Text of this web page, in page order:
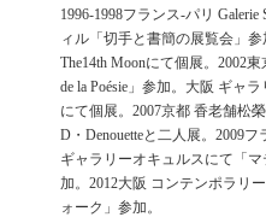
1996-1998フランス-パリ
ィル「切手と書簡の展覧会」
The14th Moonにて個展。2002
de la Poésie」参加。大阪 ギャ
にて個展。2007京都 香老舗松
D・Denouetteと二人展。2009
ギャラリーオキュルスにて「
加。2012大阪 コンテンポラリ
ォーク」参加。